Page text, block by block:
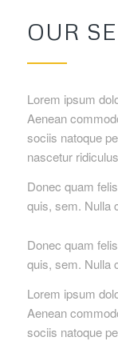
OUR
Lorem ipsum
Aenean
sociis natoque
nascetur
Donec quam
quis, sem. Nulla
Donec quam
quis, sem. Nulla
Lorem ipsum
Aenean
sociis natoque